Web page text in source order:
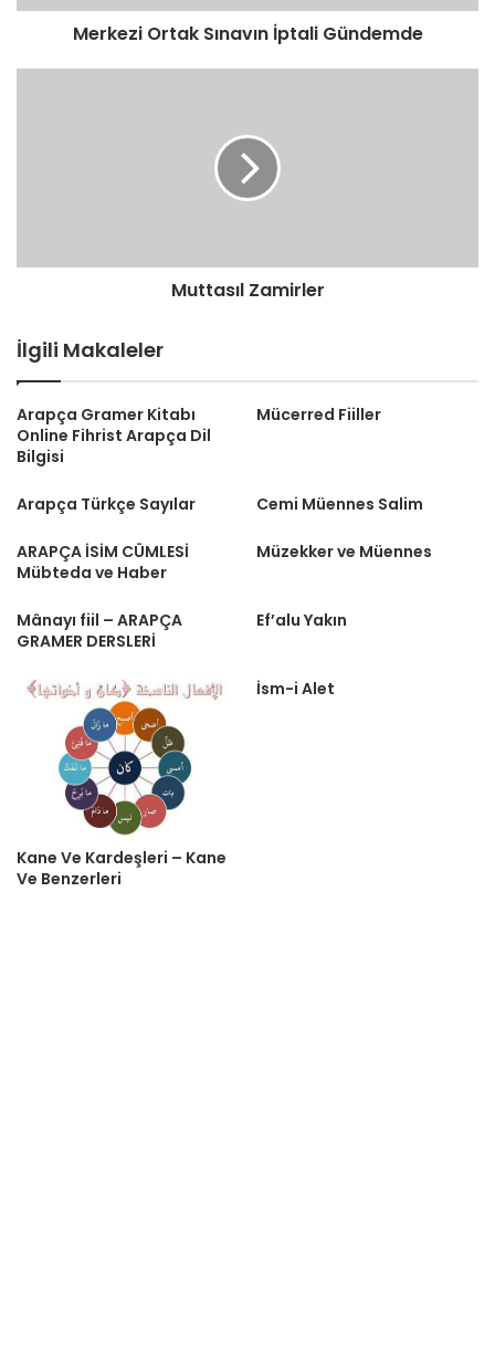
Merkezi Ortak Sınavın İptali Gündemde
Muttasıl Zamirler
İlgili Makaleler
Arapça Gramer Kitabı
Online Fihrist Arapça Dil
Bilgisi
Mücerred Fiiller
Arapça Türkçe Sayılar Cemi Müennes Salim
ARAPÇA İSİM CÜMLESİ
Mübteda ve Haber
Müzekker ve Müennes
Mânayı fiil – ARAPÇA
GRAMER DERSLERİ
Ef’alu Yakın
Kane Ve Kardeşleri – Kane
Ve Benzerleri
İsm-i Alet